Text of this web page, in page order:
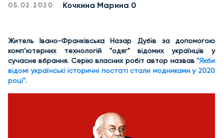
05.02.2020 Кочкина Марина 0
Житель Івано-Франківська Назар Дубів за допомогою
комп’ютерних технологій "одяг" відомих українців у
сучасне вбрання. Серію власних робіт автор назвав "Якби
відомі українські історичні постаті стали модниками у 2020
році".